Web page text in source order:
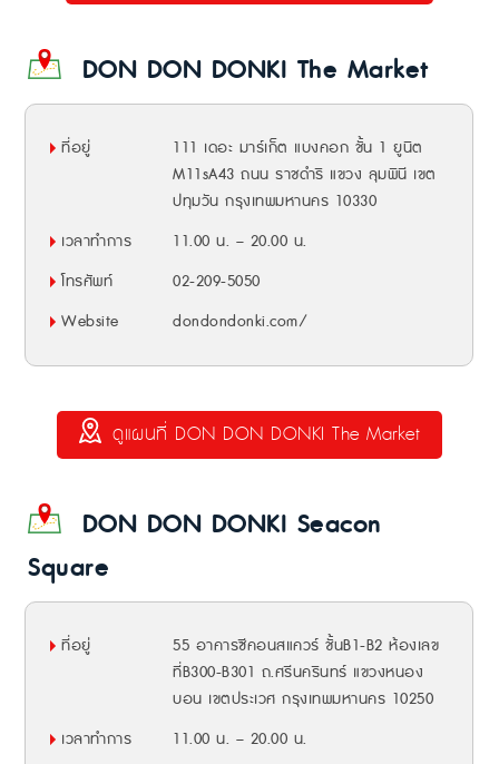
DON DON DONKI The Market
ที่อยู่
111 เดอะ มาร์เก็ต แบงคอก ชั้น 1 ยูนิต
M11sA43 ถนน ราชดำริ แขวง ลุมพินี เขต
ปทุมวัน กรุงเทพมหานคร 10330
เวลาทำการ
11.00 น. – 20.00 น.
โทรศัพท์
02-209-5050
Website
dondondonki.com/
ดูแผนที่ DON DON DONKI The Market
DON DON DONKI Seacon
Square
ที่อยู่
55 อาคารซีคอนสแควร์ ชั้นB1-B2 ห้องเลข
ที่B300-B301 ถ.ศรีนครินทร์ แขวงหนอง
บอน เขตประเวศ กรุงเทพมหานคร 10250
เวลาทำการ
11.00 น. – 20.00 น.